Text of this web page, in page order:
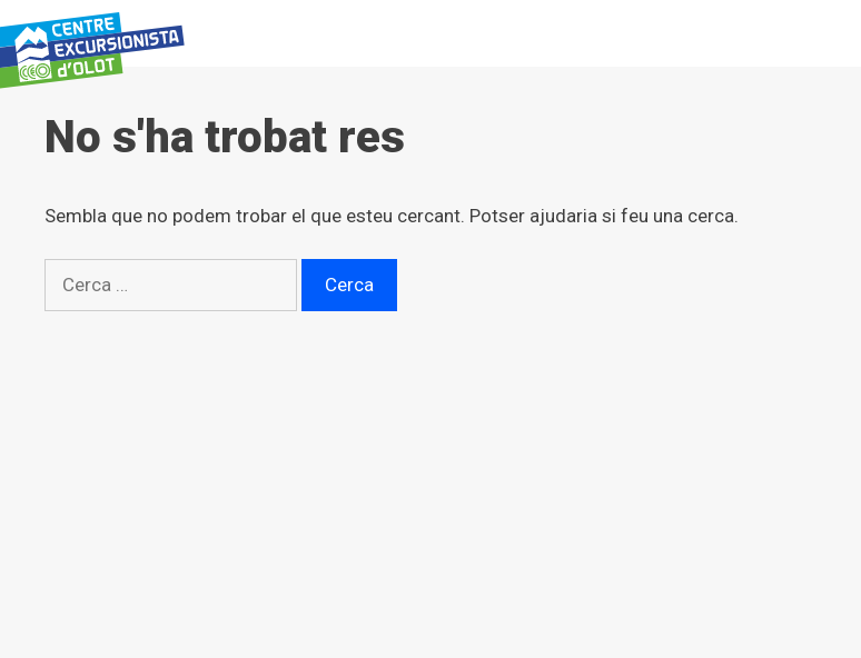
al
contingut
No s'ha trobat res
Sembla que no podem trobar el que esteu cercant. Potser ajudaria si feu una cerca.